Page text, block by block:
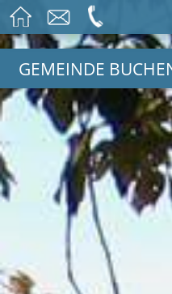
GEMEINDE